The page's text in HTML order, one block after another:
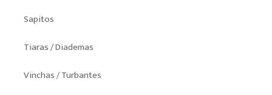
Sapitos
Tiaras / Diademas
Vinchas / Turbantes